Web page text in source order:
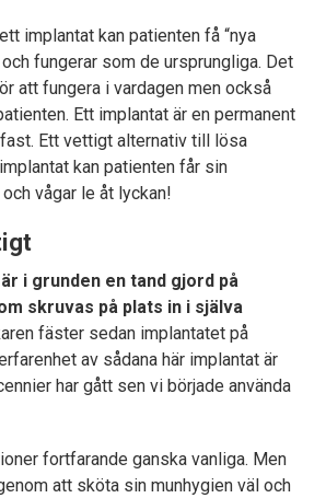
implantat kan patienten få “nya
fungerar som de ursprungliga. Det
att fungera i vardagen men också
Ett implantat är en permanent
Ett vettigt alternativ till lösa
kan patienten får sin
vågar le åt lyckan!
i grunden en tand gjord på
skruvas på plats in i själva
fäster sedan implantatet på
av sådana här implantat är
har gått sen vi började använda
fortfarande ganska vanliga. Men
att sköta sin munhygien väl och